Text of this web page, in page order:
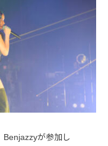
Benjazzyが参加し